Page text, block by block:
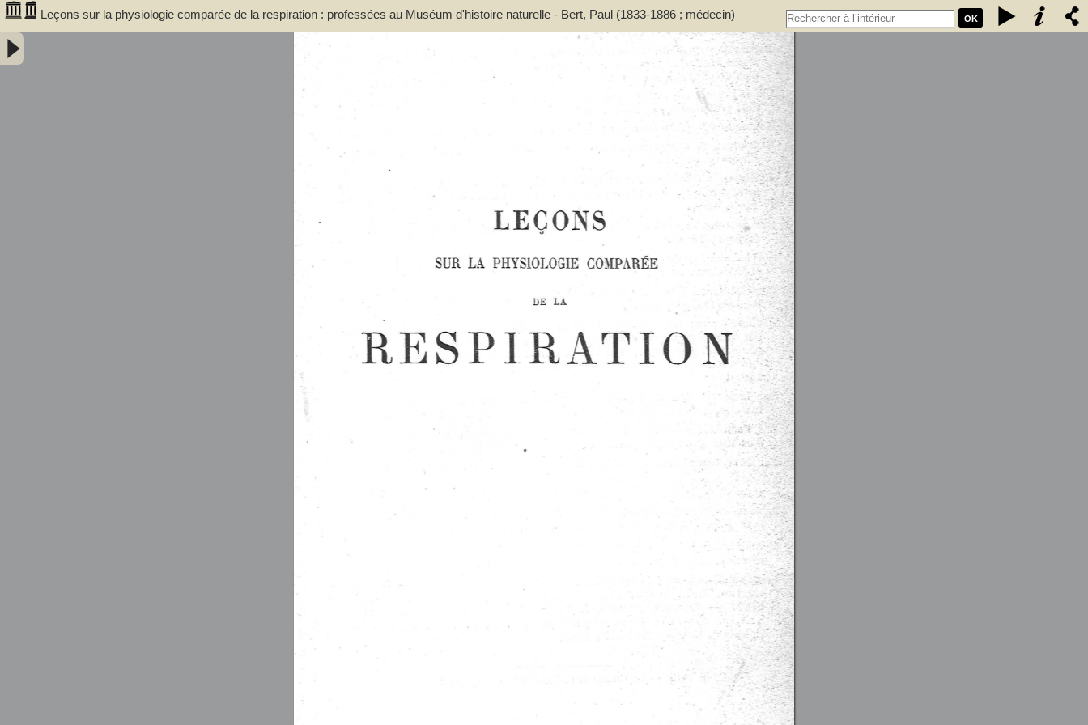
OK
Leçons sur la physiologie comparée de la respiration : professées au Muséum d'histoire naturelle - Bert, Paul (1833-1886 ; médecin)